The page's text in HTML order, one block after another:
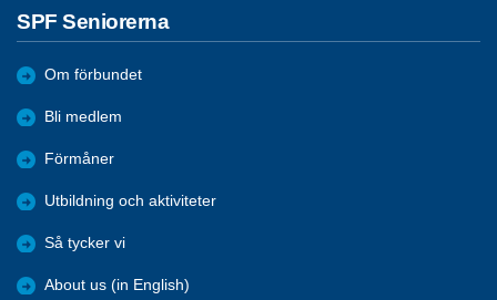
SPF Seniorerna
Om förbundet
Bli medlem
Förmåner
Utbildning och aktiviteter
Så tycker vi
About us (in English)